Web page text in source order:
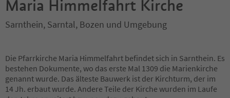
Maria Himmelfahrt Kirche
Sarnthein, Sarntal, Bozen und Umgebung
Die Pfarrkirche Maria Himmelfahrt befindet sich in Sarnthein. Es
bestehen Dokumente, wo das erste Mal 1309 die Marienkirche
genannt wurde. Das älteste Bauwerk ist der Kirchturm, der im
14 Jh. erbaut wurde. Andere Teile der Kirche wurden im Laufe